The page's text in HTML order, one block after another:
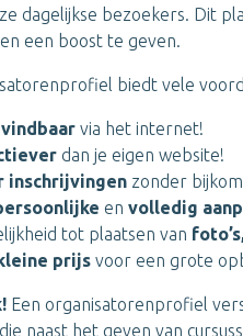
dagelijkse bezoekers. Dit
een boost te geven.
biedt vele
via het internet!
dan je eigen website!
inschrijvingen zonder
en volledig
tot plaatsen van
prijs voor een grote
Een organisatorenprofiel
naast het geven van